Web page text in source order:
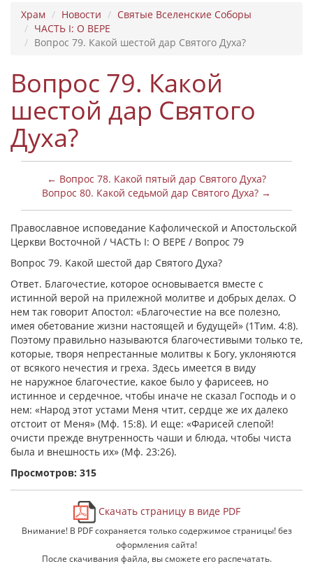
Храм Новости
Святые Вселенские Соборы
ЧАСТЬ I: О ВЕРЕ
Вопрос 79. Какой шестой дар Святого Духа?
Вопрос 79. Какой
шестой дар Святого
Духа?
← Вопрос 78. Какой пятый дар Святого Духа?
Вопрос 80. Какой седьмой дар Святого Духа? →
Православное исповедание Кафолической и Апостольской
Церкви Восточной / ЧАСТЬ I: О ВЕРЕ / Вопрос 79
Вопрос 79. Какой шестой дар Святого Духа?
Ответ. Благочестие, которое основывается вместе с
истинной верой на прилежной молитве и добрых делах. О
нем так говорит Апостол: «Благочестие на все полезно,
имея обетование жизни настоящей и будущей» (1Тим. 4:8).
Поэтому правильно называются благочестивыми только те,
которые, творя непрестанные молитвы к Богу, уклоняются
от всякого нечестия и греха. Здесь имеется в виду
не наружное благочестие, какое было у фарисеев, но
истинное и сердечное, чтобы иначе не сказал Господь и о
нем: «Народ этот устами Меня чтит, сердце же их далеко
отстоит от Меня» (Мф. 15:8). И еще: «Фарисей слепой!
очисти прежде внутренность чаши и блюда, чтобы чиста
была и внешность их» (Мф. 23:26).
Просмотров: 315
Скачать страницу в виде PDF
Внимание! В PDF сохраняется только содержимое страницы! без
оформления сайта!
После скачивания файла, вы сможете его распечатать.